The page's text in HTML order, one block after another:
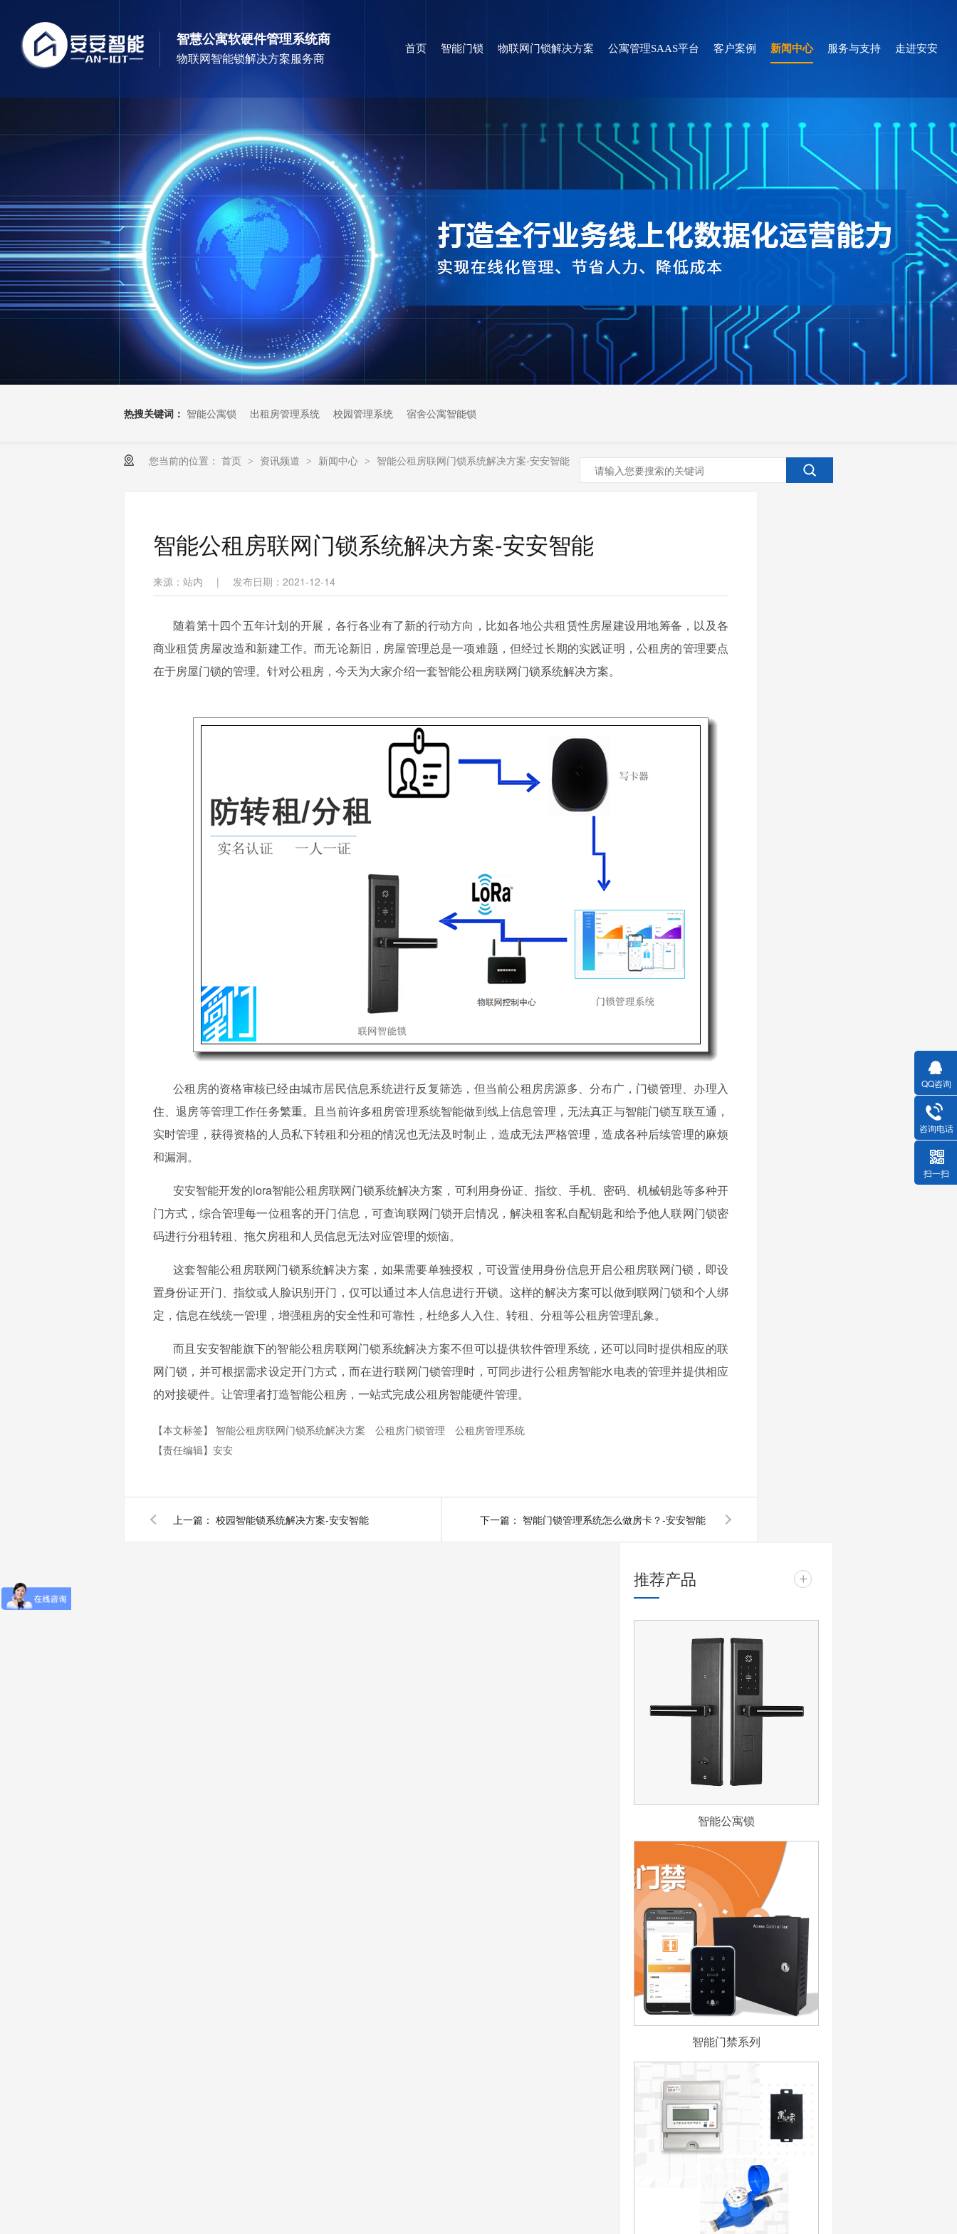
智慧公寓软硬件管理系统商
物联网智能锁解决方案服务商
首页 智能门锁 物联网门锁解决方案 公寓管理SAAS平台 客户案例 新闻中心 服务与支持 走进安安
热搜关键词： 智能公寓锁 出租房管理系统 校园管理系统 宿舍公寓智能锁
您当前的位置： 首页 > 资讯频道 > 新闻中心 > 智能公租房联网门锁系统解决方案-安安智能
智能公租房联网门锁系统解决方案-安安智能
来源：站内 | 发布日期：2021-12-14
随着第十四个五年计划的开展，各行各业有了新的行动方向，比如各地公共租赁性房屋建设用地筹备，以及各
商业租赁房屋改造和新建工作。而无论新旧，房屋管理总是一项难题，但经过长期的实践证明，公租房的管理要点
在于房屋门锁的管理。针对公租房，今天为大家介绍一套智能公租房联网门锁系统解决方案。
公租房的资格审核已经由城市居民信息系统进行反复筛选，但当前公租房房源多、分布广，门锁管理、办理入
住、退房等管理工作任务繁重。且当前许多租房管理系统智能做到线上信息管理，无法真正与智能门锁互联互通，
实时管理，获得资格的人员私下转租和分租的情况也无法及时制止，造成无法严格管理，造成各种后续管理的麻烦
和漏洞。
安安智能开发的lora智能公租房联网门锁系统解决方案，可利用身份证、指纹、手机、密码、机械钥匙等多种开
门方式，综合管理每一位租客的开门信息，可查询联网门锁开启情况，解决租客私自配钥匙和给予他人联网门锁密
码进行分租转租、拖欠房租和人员信息无法对应管理的烦恼。
这套智能公租房联网门锁系统解决方案，如果需要单独授权，可设置使用身份信息开启公租房联网门锁，即设
置身份证开门、指纹或人脸识别开门，仅可以通过本人信息进行开锁。这样的解决方案可以做到联网门锁和个人绑
定，信息在线统一管理，增强租房的安全性和可靠性，杜绝多人入住、转租、分租等公租房管理乱象。
而且安安智能旗下的智能公租房联网门锁系统解决方案不但可以提供软件管理系统，还可以同时提供相应的联
网门锁，并可根据需求设定开门方式，而在进行联网门锁管理时，可同步进行公租房智能水电表的管理并提供相应
的对接硬件。让管理者打造智能公租房，一站式完成公租房智能硬件管理。
【本文标签】 智能公租房联网门锁系统解决方案 公租房门锁管理
公租房管理系统
【责任编辑】 安安
上一篇： 校园智能锁系统解决方案-安安智能 下一篇： 智能门锁管理系统怎么做房卡？-安安智能
推荐产品 +
智能公寓锁
智能门禁系列
QQ咨询
咨询电话
扫一扫